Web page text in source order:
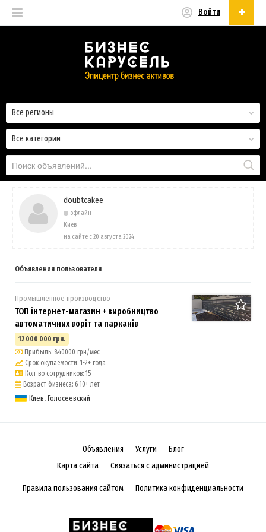
Войти
Все категории
Все регионы
doubtcakee
офлайн
Киев
на сайте с 20 августа 2024
Объявления пользователя
Промышленное производство
ТОП інтернет-магазин + виробництво
автоматичних воріт та парканів
12 000 000 грн.
Прибыль: 840000 грн/мес
Срок окупаемости: 1-2+ года
Кол-во сотрудников: 15
Возраст бизнеса: 6-10+ лет
Киев, Голосеевский
Объявления Услуги
Блог
Карта сайта
Связаться с администрацией
Правила пользования сайтом Политика конфиденциальности